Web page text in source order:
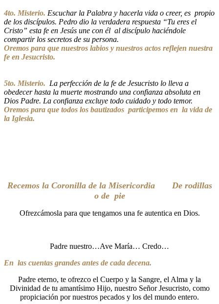
4to. Misterio. Escuchar la Palabra y hacerla vida o creer, es propio
de los discípulos. Pedro dio la verdadera respuesta “Tu eres el
Cristo” esta fe en Jesús une con él al discípulo haciéndole
compartir los secretos de su persona.
Oremos para que nuestros labios y nuestros actos reflejen nuestra
fe en Jesucristo.
5to. Misterio. La perfección de la fe de Jesucristo lo lleva a
obedecer hasta la muerte mostrando una confianza absoluta en
Dios Padre. La confianza excluye todo cuidado y todo temor.
Oremos para que todos los bautizados participemos en la vida de
la Iglesia.
Recemos la Coronilla de la Misericordia De rodillas
o de pie
Ofrezcámosla para que tengamos una fe autentica en Dios.
Padre nuestro…Ave María… Credo…
En las cuentas grandes antes de cada decena.
Padre eterno, te ofrezco el Cuerpo y la Sangre, el Alma y la
Divinidad de tu amantísimo Hijo, nuestro Señor Jesucristo, como
propiciación por nuestros pecados y los del mundo entero.